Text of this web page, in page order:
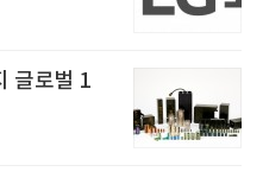
글로벌 1